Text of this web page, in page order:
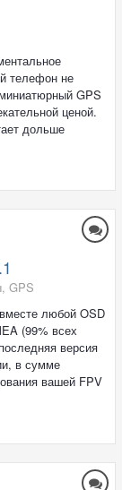
телефон не
GPS
ценой.
дольше
GPS
любой OSD
(99% всех
версия
в сумме
вашей FPV